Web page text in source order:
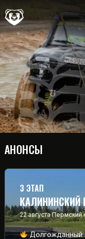
АНОНСЫ
3 ЭТАП
КАЛИНИНСКИЙ
22 августа Пермский
Долгожданный